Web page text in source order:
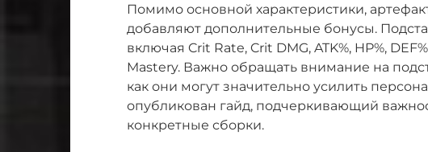
Помимо основной характеристики,
добавляют дополнительные бонусы.
включая Crit Rate, Crit DMG, ATK%, HP%,
Mastery. Важно обращать внимание на
как они могут значительно усилить
опубликован гайд, подчеркивающий
конкретные сборки.